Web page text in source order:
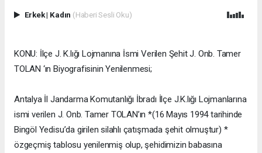
Erkek| Kadın (Haberi Sesli Oku)
KONU: İlçe J. K.lığı Lojmanına İsmi Verilen Şehit J. Onb. Tamer
TOLAN ‘ın Biyografisinin Yenilenmesi;
Antalya İl Jandarma Komutanlığı İbradı İlçe J.K.lığı Lojmanlarına
ismi verilen J. Onb. Tamer TOLAN’ın *(16 Mayıs 1994 tarihinde
Bingöl Yedisu’da girilen silahlı çatışmada şehit olmuştur) *
özgeçmiş tablosu yenilenmiş olup, şehidimizin babasına